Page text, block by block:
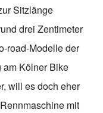
Sitzlänge
drei Zentimeter
road-Modelle der
am Kölner Bike
will es doch eher
mit